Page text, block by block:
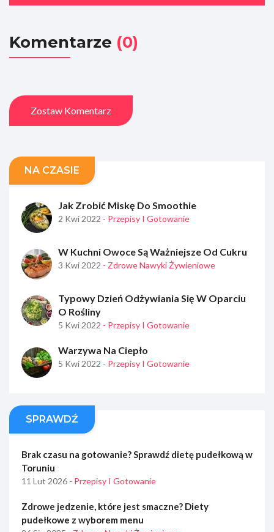
Komentarze (0)
Zostaw Komentarz
NA CZASIE
Jak Zrobić Miskę Do Smoothie
2 Kwi 2022 - Przepisy I Gotowanie
W Kuchni Owoce Są Ważniejsze Od Cukru
3 Kwi 2022 - Zdrowe Nawyki Żywieniowe
Typowy Dzień Odżywiania Się W Oparciu
O Rośliny
5 Kwi 2022 - Przepisy I Gotowanie
Warzywa Na Ciepło
5 Kwi 2022 - Przepisy I Gotowanie
SPRAWDŹ
Brak czasu na gotowanie? Sprawdź dietę pudełkową w
Toruniu
11 Lut 2026 - Przepisy I Gotowanie
Zdrowe jedzenie, które jest smaczne? Diety
pudełkowe z wyborem menu